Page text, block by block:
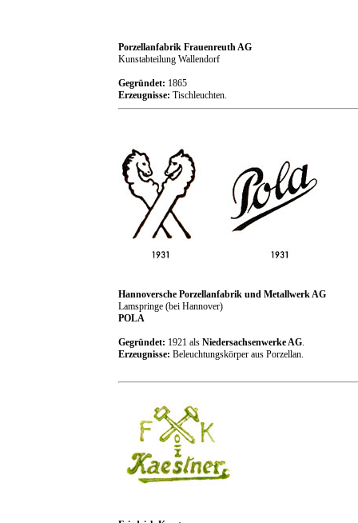
Porzellanfabrik Frauenreuth AG
Kunstabteilung Wallendorf
Gegründet: 1865
Erzeugnisse: Tischleuchten.
Hannoversche Porzellanfabrik und Metallwerk AG
Lamspringe (bei Hannover)
POLA
Gegründet: 1921 als Niedersachsenwerke AG.
Erzeugnisse: Beleuchtungskörper aus Porzellan.